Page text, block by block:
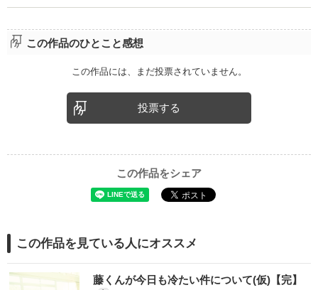
この作品のひとこと感想
この作品には、まだ投票されていません。
投票する
この作品をシェア
この作品を見ている人にオススメ
藤くんが今日も冷たい件について(仮)【完】